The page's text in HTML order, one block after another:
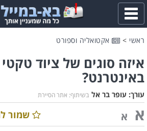
פתח
תפריט
ראשי > אקטואליה וספורט
איזה סוגים של ציוד
באינטרנט?
בשיתוף: אתר הסיירת עורך: עופר בר אל
א א שמור